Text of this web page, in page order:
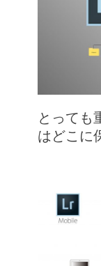
とっても
はどこに